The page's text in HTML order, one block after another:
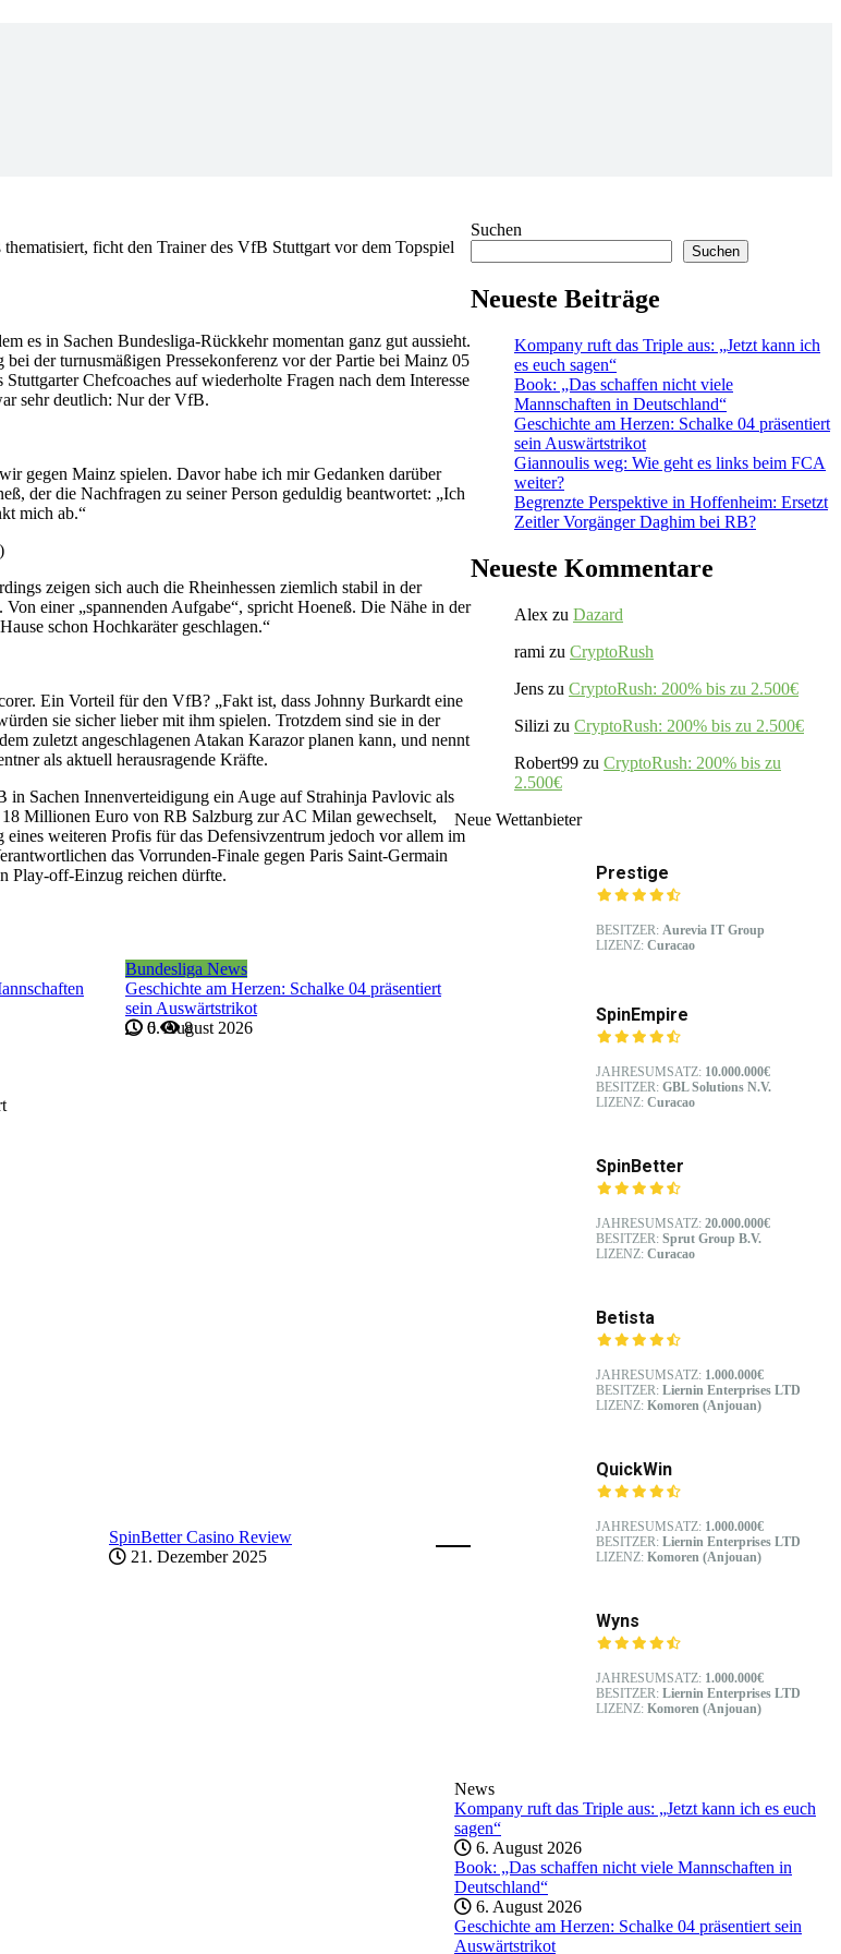
ficht den Trainer des VfB Stuttgart vor dem Topspiel
es in Sachen Bundesliga-Rückkehr momentan ganz gut aussieht.
der turnusmäßigen Pressekonferenz vor der Partie bei Mainz 05
Chefcoaches auf wiederholte Fragen nach dem Interesse
sehr deutlich: Nur der VfB.
gegen Mainz spielen. Davor habe ich mir Gedanken darüber
der die Nachfragen zu seiner Person geduldig beantwortet: „Ich
mich ab.“
zeigen sich auch die Rheinhessen ziemlich stabil in der
einer „spannenden Aufgabe“, spricht Hoeneß. Die Nähe in der
schon Hochkaräter geschlagen.“
Ein Vorteil für den VfB? „Fakt ist, dass Johnny Burkardt eine
sie sicher lieber mit ihm spielen. Trotzdem sind sie in der
zuletzt angeschlagenen Atakan Karazor planen kann, und nennt
als aktuell herausragende Kräfte.
Sachen Innenverteidigung ein Auge auf Strahinja Pavlovic als
Millionen Euro von RB Salzburg zur AC Milan gewechselt,
weiteren Profis für das Defensivzentrum jedoch vor allem im
das Vorrunden-Finale gegen Paris Saint-Germain
Play-off-Einzug reichen dürfte.
Bundesliga News
Geschichte am Herzen: Schalke 04 präsentiert
sein Auswärtstrikot
6. August 2026
0 8
Suchen
Suchen
Neueste Beiträge
Kompany ruft das Triple aus: „Jetzt kann ich
es euch sagen“
Book: „Das schaffen nicht viele
Mannschaften in Deutschland“
Geschichte am Herzen: Schalke 04 präsentiert
sein Auswärtstrikot
Giannoulis weg: Wie geht es links beim FCA
weiter?
Begrenzte Perspektive in Hoffenheim: Ersetzt
Zeitler Vorgänger Daghim bei RB?
Neueste Kommentare
Alex zu Dazard
rami zu CryptoRush
Jens zu CryptoRush: 200% bis zu 2.500€
Silizi zu CryptoRush: 200% bis zu 2.500€
Robert99 zu CryptoRush: 200% bis zu
2.500€
Neue Wettanbieter
Prestige
BESITZER: Aurevia IT Group
LIZENZ: Curacao
SpinEmpire
JAHRESUMSATZ: 10.000.000€
BESITZER: GBL Solutions N.V.
LIZENZ: Curacao
SpinBetter
JAHRESUMSATZ: 20.000.000€
BESITZER: Sprut Group B.V.
LIZENZ: Curacao
Betista
JAHRESUMSATZ: 1.000.000€
BESITZER: Liernin Enterprises LTD
LIZENZ: Komoren (Anjouan)
QuickWin
JAHRESUMSATZ: 1.000.000€
BESITZER: Liernin Enterprises LTD
LIZENZ: Komoren (Anjouan)
Wyns
JAHRESUMSATZ: 1.000.000€
BESITZER: Liernin Enterprises LTD
LIZENZ: Komoren (Anjouan)
News
Kompany ruft das Triple aus: „Jetzt kann ich es euch
sagen“
6. August 2026
Book: „Das schaffen nicht viele Mannschaften in
Deutschland“
6. August 2026
Geschichte am Herzen: Schalke 04 präsentiert sein
Auswärtstrikot
SpinBetter Casino Review
21. Dezember 2025